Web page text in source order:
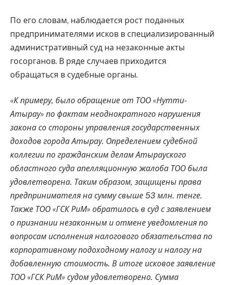
По его словам, наблюдается рост поданных
предпринимателями исков в специализированный
административный суд на незаконные акты
госорганов. В ряде случаев приходится
обращаться в судебные органы.
«К примеру, было обращение от ТОО «Нутти-
Атырау» по фактам неоднократного нарушения
закона со стороны управления государственных
доходов города Атырау. Определением судебной
коллегии по гражданским делам Атырауского
областного суда апелляционную жалоба ТОО была
удовлетворена. Таким образом, защищены права
предпринимателя на сумму свыше 53 млн. тенге.
Также ТОО «ГСК РиМ» обратилось в суд с заявлением
о признании незаконным и отмене уведомления по
вопросам исполнения налогового обязательства по
корпоративному подоходному налогу и налогу на
добавленную стоимость. В итоге исковое заявление
ТОО «ГСК РиМ» судом удовлетворено. Сумма